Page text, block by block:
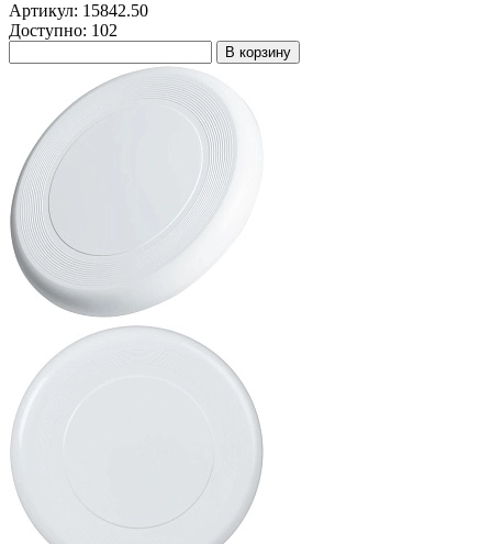
Артикул: 15842.50
Доступно: 102
В корзину